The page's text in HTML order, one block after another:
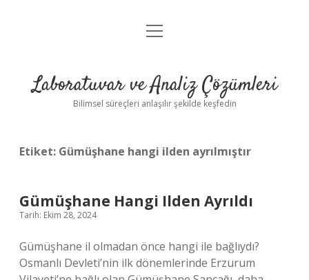
Anasayfa
Yasal Uyarı
menüyü
Laboratuvar ve Analiz Çözümleri
Bilimsel süreçleri anlaşılır şekilde keşfedin
Etiket: Gümüşhane hangi ilden ayrılmıştır
Gümüşhane Hangi Ilden Ayrıldı
Tarih: Ekim 28, 2024
Gümüşhane il olmadan önce hangi ile bağlıydı?
Osmanlı Devleti’nin ilk dönemlerinde Erzurum